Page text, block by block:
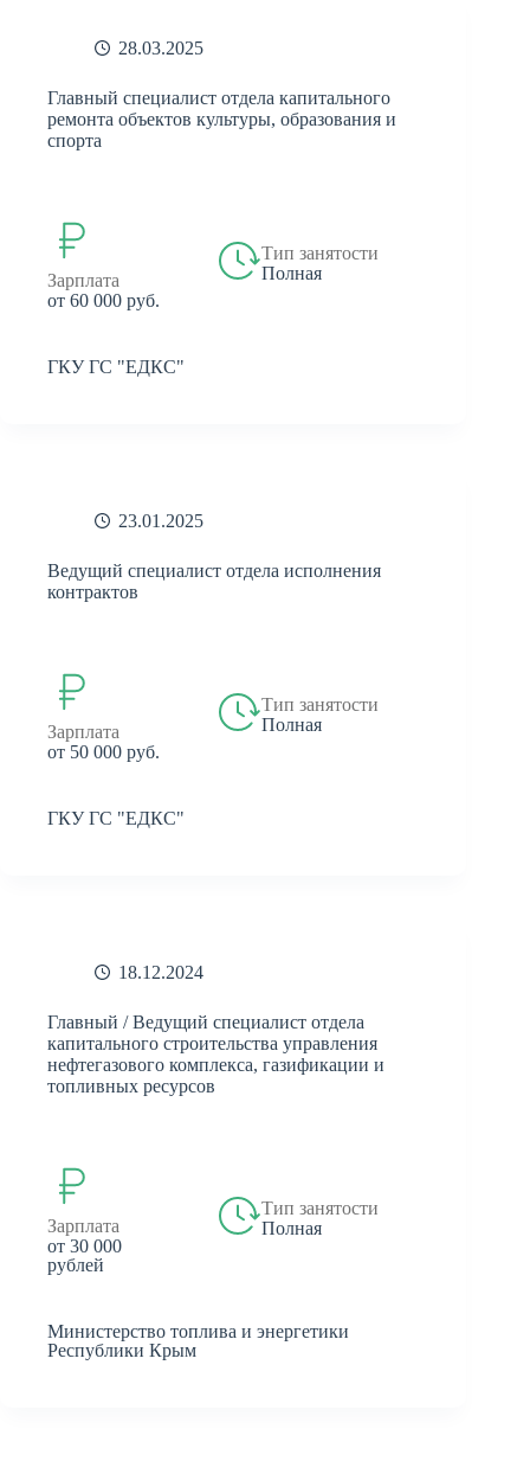
28.03.2025
Главный специалист отдела капитального
ремонта объектов культуры, образования и
спорта
Зарплата
от 60 000 руб.
Тип занятости
Полная
ГКУ ГС "ЕДКС"
23.01.2025
Ведущий специалист отдела исполнения
контрактов
Зарплата
от 50 000 руб.
Тип занятости
Полная
ГКУ ГС "ЕДКС"
18.12.2024
Главный / Ведущий специалист отдела
капитального строительства управления
нефтегазового комплекса, газификации и
топливных ресурсов
Зарплата
от 30 000
рублей
Тип занятости
Полная
Министерство топлива и энергетики
Республики Крым